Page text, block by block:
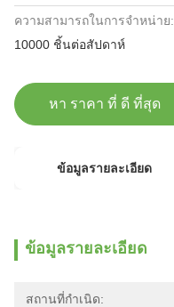
ความสามารถในการจําหน่าย:
10000 ชิ้นต่อสัปดาห์
หา ราคา ที่ ดี ที่สุด
ข้อมูลรายละเอียด
ข้อมูลรายละเอียด
สถานที่กำเนิด: